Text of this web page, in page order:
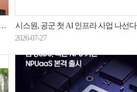
시스원, 공군 첫 AI 인프라 사업 나선다
2026-07-27